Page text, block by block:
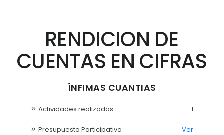
RENDICION DE
CUENTAS EN CIFRAS
ÍNFIMAS CUANTIAS
Actividades realizadas 1
Presupuesto Participativo Ver